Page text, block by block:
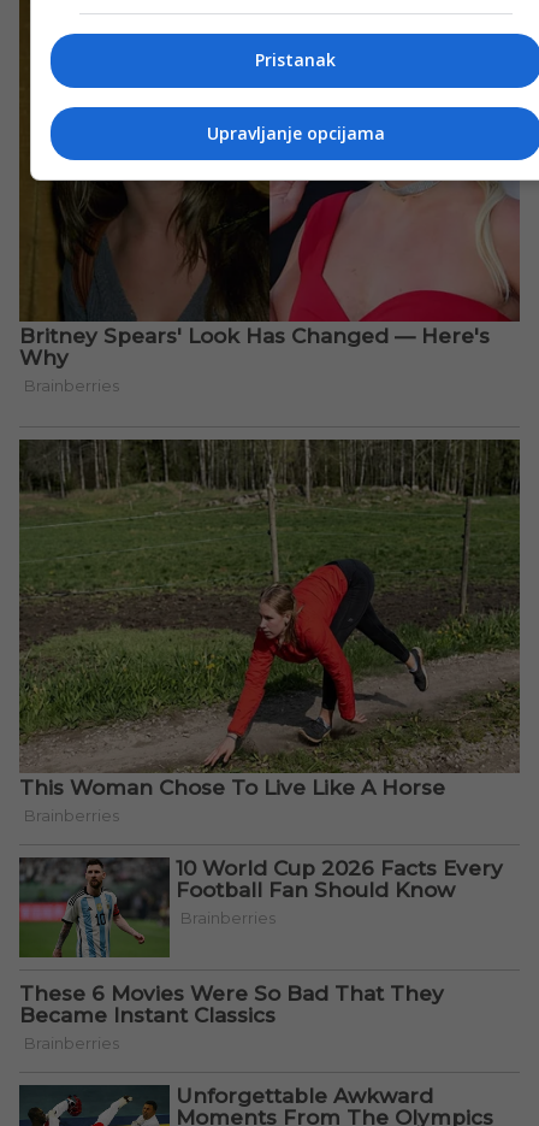
Pristanak
Upravljanje opcijama